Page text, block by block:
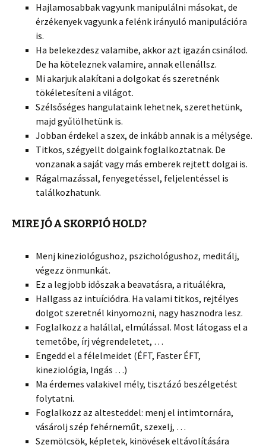
Hajlamosabbak vagyunk manipulálni másokat, de
érzékenyek vagyunk a felénk irányuló manipulációra
is.
Ha belekezdesz valamibe, akkor azt igazán csinálod.
De ha köteleznek valamire, annak ellenállsz.
Mi akarjuk alakítani a dolgokat és szeretnénk
tökéletesíteni a világot.
Szélsőséges hangulataink lehetnek, szerethetünk,
majd gyűlölhetünk is.
Jobban érdekel a szex, de inkább annak is a mélysége.
Titkos, szégyellt dolgaink foglalkoztatnak. De
vonzanak a saját vagy más emberek rejtett dolgai is.
Rágalmazással, fenyegetéssel, feljelentéssel is
találkozhatunk.
MIRE JÓ A SKORPIÓ HOLD?
Menj kineziológushoz, pszichológushoz, meditálj,
végezz önmunkát.
Ez a legjobb időszak a beavatásra, a rituálékra,
Hallgass az intuíciódra. Ha valami titkos, rejtélyes
dolgot szeretnél kinyomozni, nagy hasznodra lesz.
Foglalkozz a halállal, elmúlással. Most látogass el a
temetőbe, írj végrendeletet, …
Engedd el a félelmeidet (ÉFT, Faster ÉFT,
kineziológia, Ingás …)
Ma érdemes valakivel mély, tisztázó beszélgetést
folytatni.
Foglalkozz az altesteddel: menj el intimtornára,
vásárolj szép fehérneműt, szexelj, …
Szemölcsök, képletek, kinövések eltávolítására